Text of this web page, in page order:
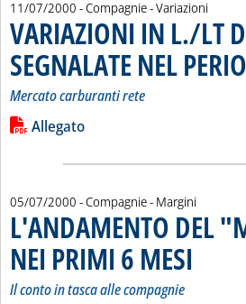
11/07/2000 - Compagnie - Variazioni
VARIAZIONI IN L./LT
SEGNALATE NEL
Mercato carburanti rete
Leggi tutta la notizia: 'VARIAZIONI IN
Lista allegati PDF alla notizia
Allegato
05/07/2000 - Compagnie - Margini
L'ANDAMENTO DEL
NEI PRIMI 6 MESI
Il conto in tasca alle compagnie